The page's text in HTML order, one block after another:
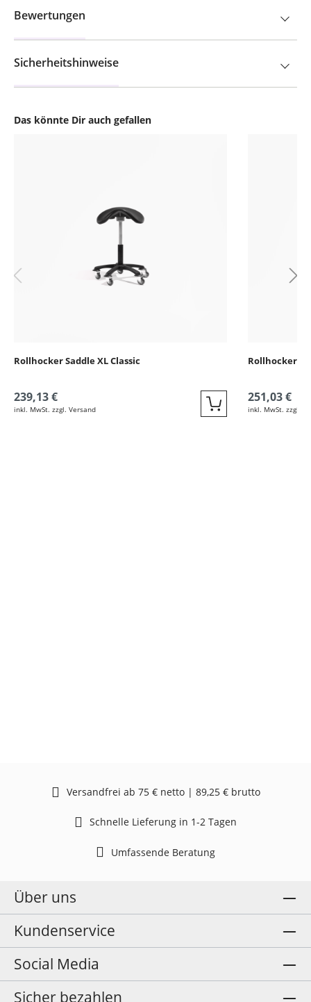
Das könnte Dir auch gefallen
Rollhocker Saddle XL Classic
239,13 €
inkl. MwSt. zzgl. Versand Quickbuy
Rollhocker
251,03 €
inkl. MwSt. zzgl.
Bewertungen
Sicherheitshinweise
Versandfrei ab 75 € netto | 89,25 € brutto
Schnelle Lieferung in 1-2 Tagen
Umfassende Beratung
Über uns
Kundenservice
Social Media
Sicher bezahlen